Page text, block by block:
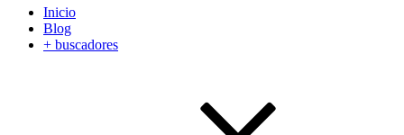
Inicio
Blog
+ buscadores